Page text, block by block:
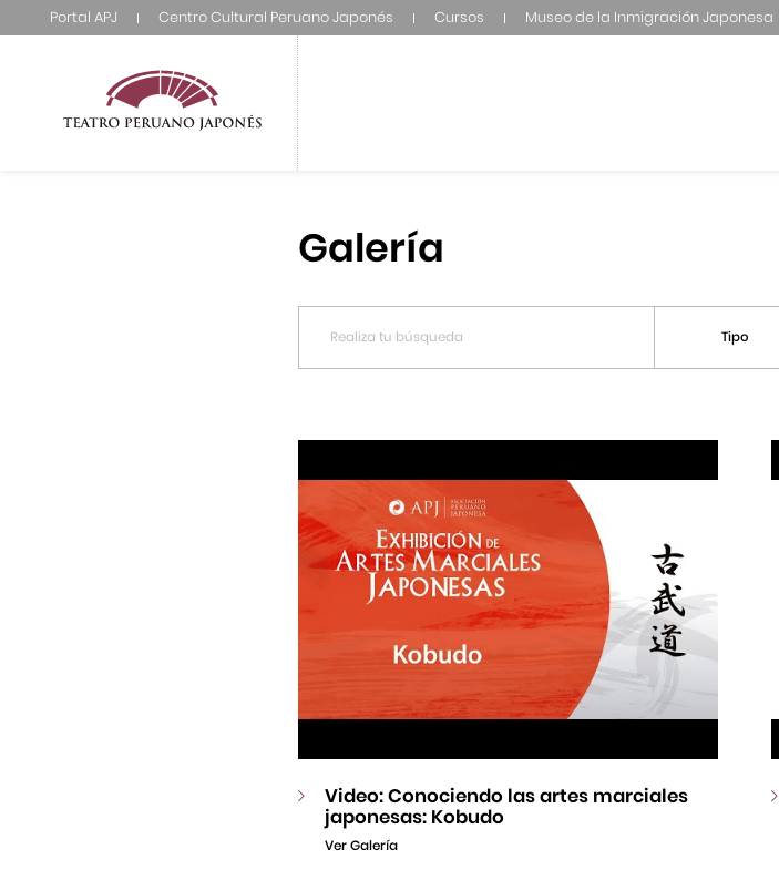
Portal APJ Centro Cultural Peruano Japonés Cursos Museo de la Inmigración Japonesa
Galería
Tipo
Video: Conociendo las artes marciales
japonesas: Kobudo
Ver Galería